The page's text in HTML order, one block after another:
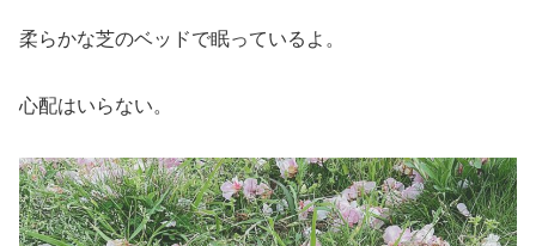
柔らかな芝のベッドで眠っているよ。
心配はいらない。